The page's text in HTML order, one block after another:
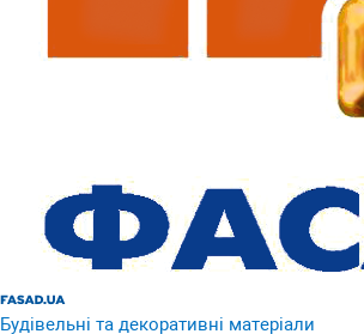
Будівельні та декоративні матеріали